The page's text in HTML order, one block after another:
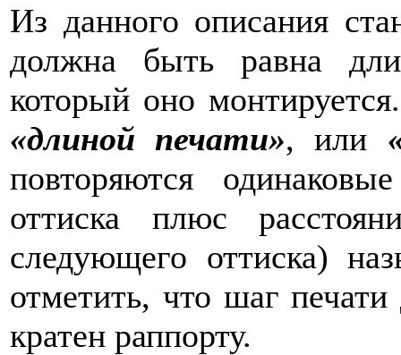
Из данного описания
должна быть равна
который оно
«длиной печати», или
повторяются
оттиска плюс
следующего оттиска)
отметить, что шаг
кратен раппорту.